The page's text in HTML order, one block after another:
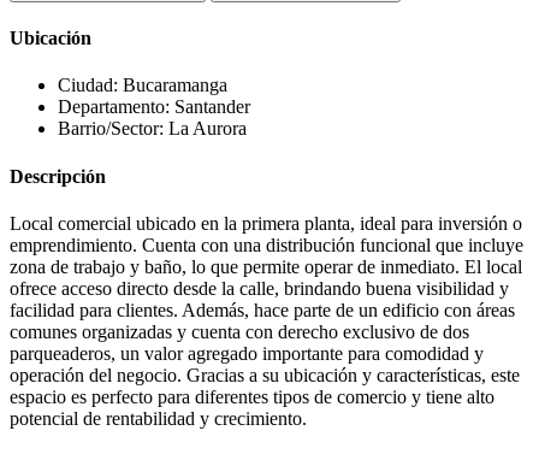
Ubicación
Ciudad: Bucaramanga
Departamento: Santander
Barrio/Sector: La Aurora
Descripción
Local comercial ubicado en la primera planta, ideal para inversión o
emprendimiento. Cuenta con una distribución funcional que incluye
zona de trabajo y baño, lo que permite operar de inmediato. El local
ofrece acceso directo desde la calle, brindando buena visibilidad y
facilidad para clientes. Además, hace parte de un edificio con áreas
comunes organizadas y cuenta con derecho exclusivo de dos
parqueaderos, un valor agregado importante para comodidad y
operación del negocio. Gracias a su ubicación y características, este
espacio es perfecto para diferentes tipos de comercio y tiene alto
potencial de rentabilidad y crecimiento.